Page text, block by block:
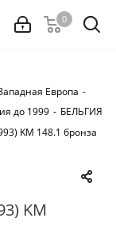
0
Европа -
до 1999 - БЕЛЬГИЯ
KM 148.1 бронза
KM